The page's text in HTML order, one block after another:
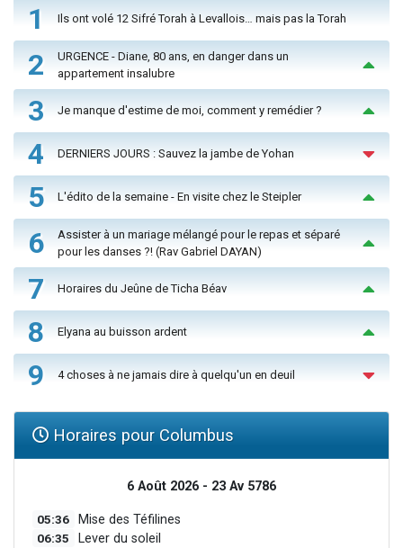
1 Ils ont volé 12 Sifré Torah à Levallois… mais pas la Torah
2
URGENCE - Diane, 80 ans, en danger dans un
appartement insalubre
3 Je manque d'estime de moi, comment y remédier ?
4 DERNIERS JOURS : Sauvez la jambe de Yohan
5 L'édito de la semaine - En visite chez le Steipler
6
Assister à un mariage mélangé pour le repas et séparé
pour les danses ?! (Rav Gabriel DAYAN)
7 Horaires du Jeûne de Ticha Béav
8 Elyana au buisson ardent
9 4 choses à ne jamais dire à quelqu'un en deuil
Horaires pour Columbus
6 Août 2026 - 23 Av 5786
05:36 Mise des Téfilines
06:35 Lever du soleil